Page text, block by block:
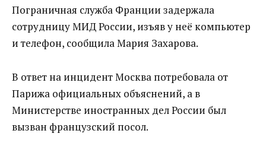
Пограничная служба Франции задержала
сотрудницу МИД России, изъяв у неё компьютер
и телефон, сообщила Мария Захарова.
В ответ на инцидент Москва потребовала от
Парижа официальных объяснений, а в
Министерстве иностранных дел России был
вызван французский посол.